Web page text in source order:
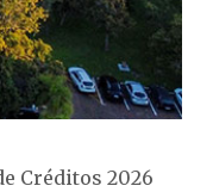
Créditos 2026